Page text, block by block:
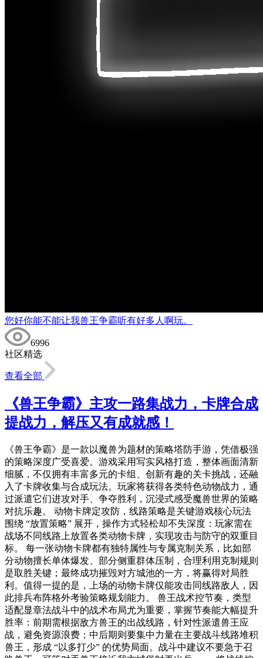
您好你能不能让我兽王争霸听有好多人啊玩。
6996
社区精选
查看全部
《兽王争霸》主攻一路集战力，卡牌合成
提战力，解压又有成就感！
《兽王争霸》是一款以魔兽为题材的策略塔防手游，凭借极强
的策略深度广受喜爱。游戏采用写实风格打造，整体画面清新
细腻，不仅拥有丰富多元的卡组、创新有趣的关卡挑战，还融
入了卡牌收集与合成玩法。玩家将获得各类特色动物战力，通
过派遣它们进攻对手、争夺胜利，沉浸式感受魔兽世界的策略
对抗乐趣。 动物卡牌定攻防，线路策略是关键游戏核心玩法
围绕 “放置策略” 展开，操作方式轻松却不失深度：玩家需在
战场不同线路上放置各类动物卡牌，实现攻击与防守的双重目
标。 每一张动物卡牌都有独特属性与专属克制关系，比如部
分动物擅长单体爆发、部分侧重群体压制，合理利用克制规则
是取胜关键；最终成功摧毁对方城池的一方，将赢得对局胜
利。值得一提的是，上场的动物卡牌仅能攻击同线路敌人，因
此排兵布阵格外考验策略规划能力。 兽王战术控节奏，类型
适配显章法战斗中的战术布局尤为重要，掌握节奏能大幅提升
胜率：前期需根据敌方兽王的出战线路，针对性派遣兽王应
战，避免资源浪费；中后期则要集中力量在主要战斗线路堆积
兽王，形成 “以多打少” 的优势局面。战斗中建议不要急于召